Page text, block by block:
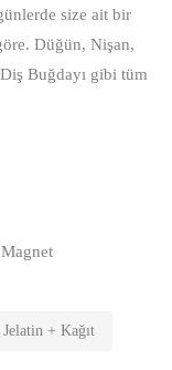
size ait bir
Düğün, Nişan,
Buğdayı gibi tüm
Jelatin + Kağıt